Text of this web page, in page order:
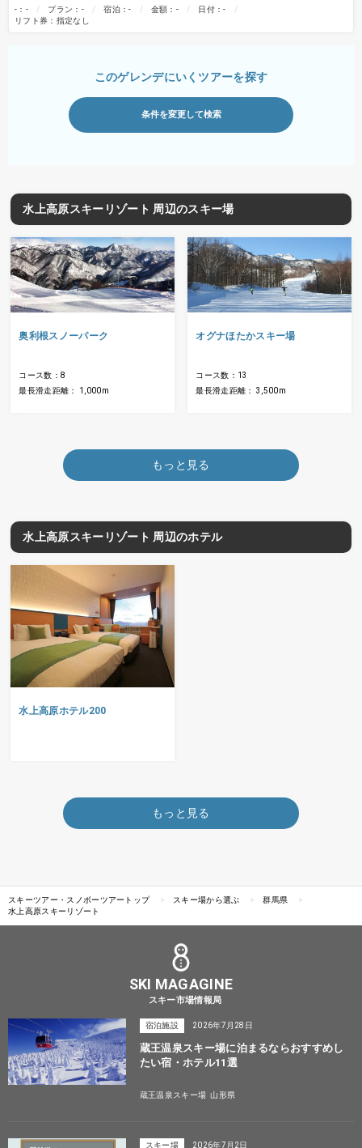
-：-
プラン：- 宿泊：- 金額：-
日付：-
リフト券：指定なし
このゲレンデにいくツアーを探す
条件を変更して検索
水上高原スキーリゾート 周辺のスキー場
奥利根スノーパーク
コース数：8
最長滑走距離： 1,000m
オグナほたかスキー場
コース数：13
最長滑走距離： 3,500m
もっと見る
水上高原スキーリゾート 周辺のホテル
水上高原ホテル200
もっと見る
スキーツアー・スノボーツアートップ スキー場から選ぶ
群馬県
水上高原スキーリゾート
SKI MAGAGINE
スキー市場情報局
宿泊施設 2026年7月28日
蔵王温泉スキー場に泊まるならおすすめし
たい宿・ホテル11選
蔵王温泉スキー場 山形県
スキー場 2026年7月2日